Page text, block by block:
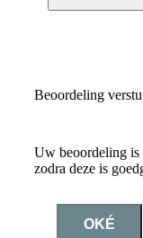
Beoordeling
Uw beoordeling is
zodra deze is
OKÉ